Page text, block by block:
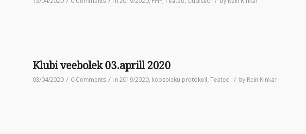
Klubi veebolek 03.aprill 2020
03/04/2020 / 0 Comments / in 2019/2020, koosoleku protokoll, Teated / by Rein Kinkar